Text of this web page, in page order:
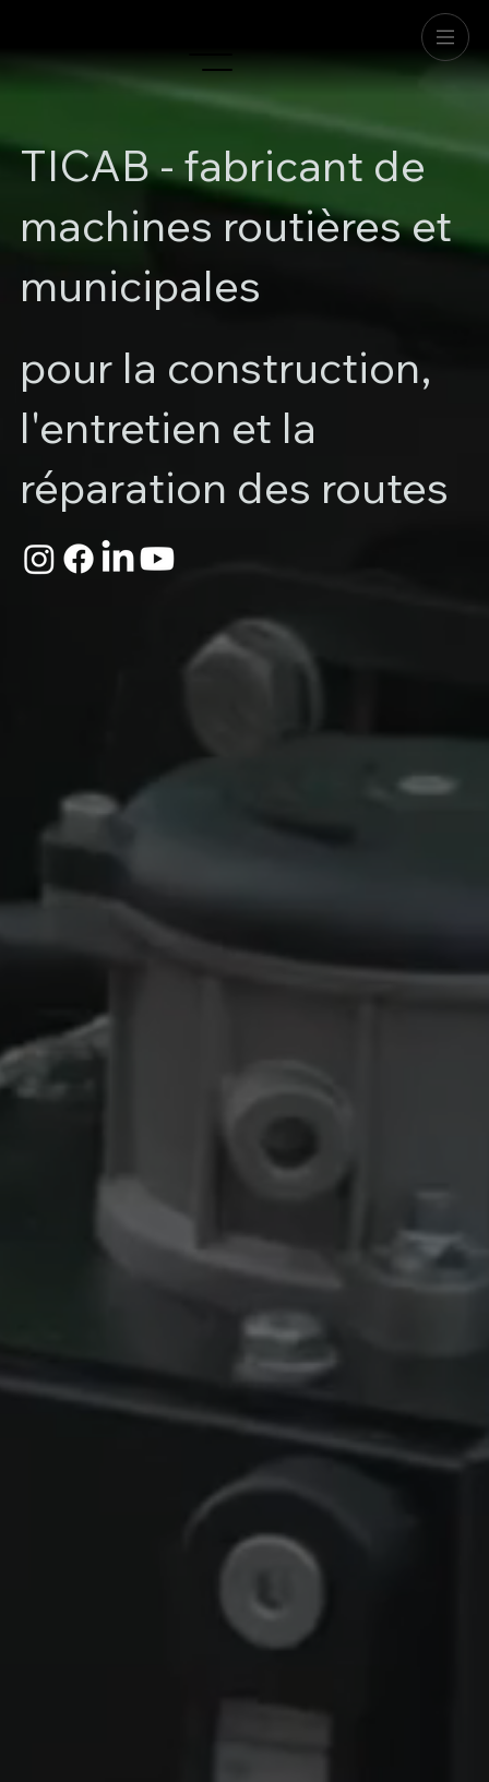
TICAB - fabricant de
machines routières et
municipales
pour la construction,
l'entretien et la
réparation des routes